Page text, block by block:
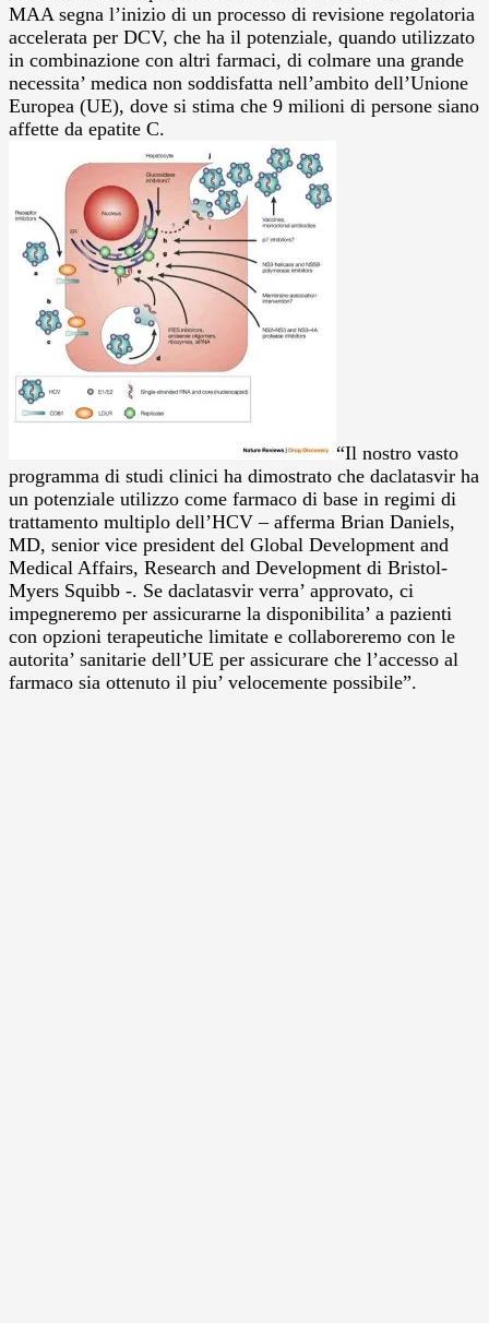
MAA segna l’inizio di un processo di revisione regolatoria
accelerata per DCV, che ha il potenziale, quando utilizzato
in combinazione con altri farmaci, di colmare una grande
necessita’ medica non soddisfatta nell’ambito dell’Unione
Europea (UE), dove si stima che 9 milioni di persone siano
affette da epatite C.
“Il nostro vasto
programma di studi clinici ha dimostrato che daclatasvir ha
un potenziale utilizzo come farmaco di base in regimi di
trattamento multiplo dell’HCV – afferma Brian Daniels,
MD, senior vice president del Global Development and
Medical Affairs, Research and Development di Bristol-
Myers Squibb -. Se daclatasvir verra’ approvato, ci
impegneremo per assicurarne la disponibilita’ a pazienti
con opzioni terapeutiche limitate e collaboreremo con le
autorita’ sanitarie dell’UE per assicurare che l’accesso al
farmaco sia ottenuto il piu’ velocemente possibile”.